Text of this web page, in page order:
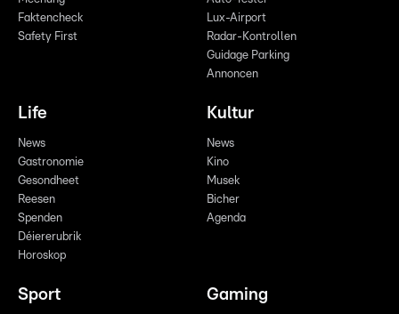
Faktencheck
Safety First
Lux-Airport
Radar-Kontrollen
Guidage Parking
Annoncen
Life
News
Gastronomie
Gesondheet
Reesen
Spenden
Déiererubrik
Horoskop
Kultur
News
Kino
Musek
Bicher
Agenda
Sport Gaming